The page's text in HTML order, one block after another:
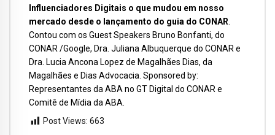
Influenciadores Digitais o que mudou em nosso
mercado desde o lançamento do guia do CONAR
Contou com os Guest Speakers Bruno Bonfanti, do
CONAR /Google, Dra. Juliana Albuquerque do CONAR e
Dra. Lucia Ancona Lopez de Magalhães Dias, da
Magalhães e Dias Advocacia. Sponsored by:
Representantes da ABA no GT Digital do CONAR e
Comitê de Mídia da ABA.
Post Views: 663